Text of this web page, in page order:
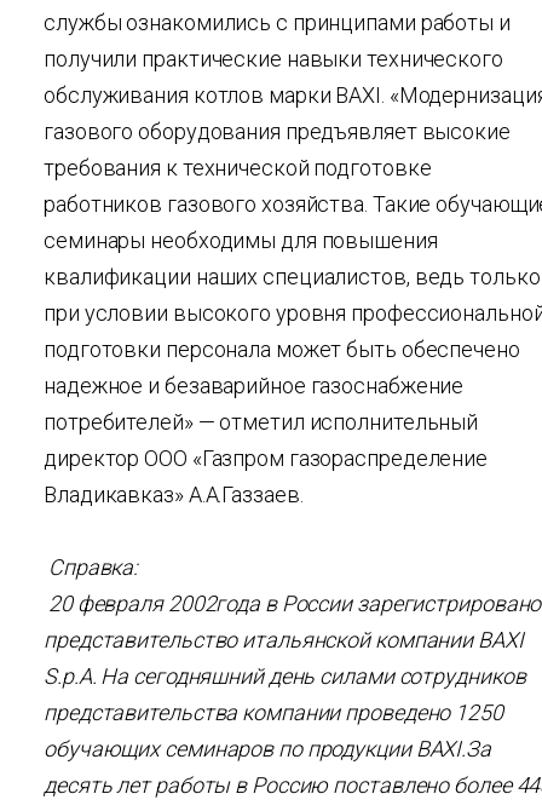
службы ознакомились с принципами работы и
получили практические навыки технического
обслуживания котлов марки BAXI.
газового оборудования предъявляет высокие
требования к технической подготовке
работников газового хозяйства. Такие
семинары необходимы для повышения
квалификации наших специалистов, ведь только
при условии высокого уровня
подготовки персонала может быть обеспечено
надежное и безаварийное газоснабжение
потребителей» — отметил исполнительный
директор ООО «Газпром газораспределение
Владикавказ» А.А.Газзаев.
Справка:
20 февраля 2002года в России зарегистрировано
представительство итальянской компании BAXI
S.p.A. На сегодняшний день силами сотрудников
представительства компании проведено 1250
обучающих семинаров по продукции BAXI.За
десять лет работы в Россию поставлено более